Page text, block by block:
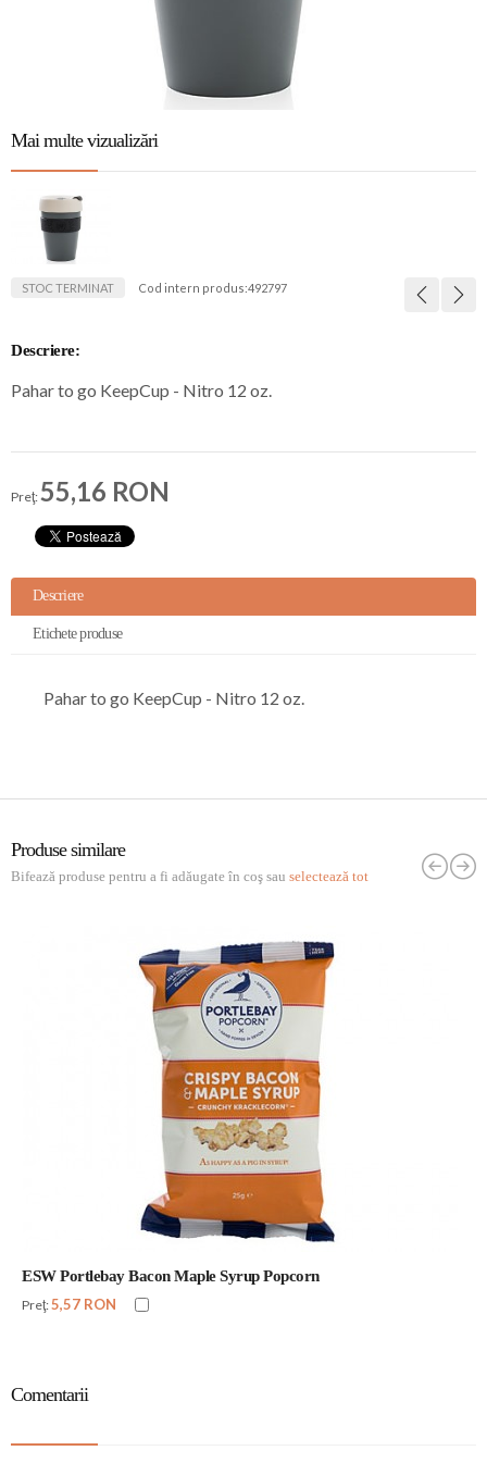
Mai multe vizualizări
STOC TERMINAT Cod intern produs:492797
Descriere:
Pahar to go KeepCup - Nitro 12 oz.
Preţ:55,16 RON
Descriere
Etichete produse
Pahar to go KeepCup - Nitro 12 oz.
Produse similare
Bifează produse pentru a fi adăugate în coş sau selectează tot
ESW Portlebay Bacon Maple Syrup Popcorn
Preţ:5,57 RON
Comentarii